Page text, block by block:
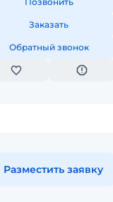
Заказать
Обратный звонок
Разместить заявку